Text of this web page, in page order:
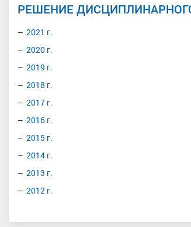
РЕШЕНИЕ
2021 г.
2020 г.
2019 г.
2018 г.
2017 г.
2016 г.
2015 г.
2014 г.
2013 г.
2012 г.